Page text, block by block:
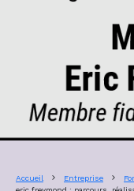
Accueil Entreprise